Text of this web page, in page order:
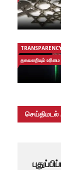
தகவலறியும் உரிமை
செய்திமடல்